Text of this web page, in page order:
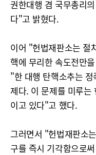
권한대행 겸 국무총리
다"고 밝혔다.
이어 "헌법재판소는 절
핵에 무리한 속도전만
"한 대행 탄핵소추는
제다. 이 문제를 미루는
이고 있다"고 했다.
그러면서 "헌법재판소
구를 즉시 기각함으로